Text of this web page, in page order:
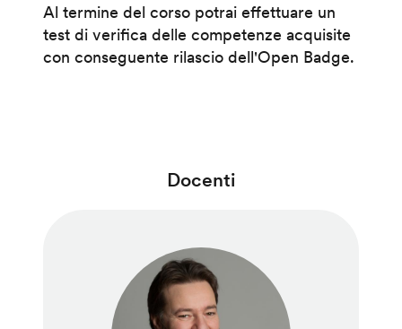
Al termine del corso potrai effettuare un
test di verifica delle competenze acquisite
con conseguente rilascio dell'Open Badge.
Docenti